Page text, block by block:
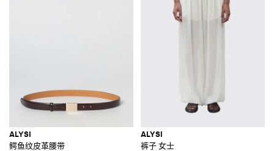
ALYSI
鳄鱼纹皮革腰带
ALYSI
裤子 女士